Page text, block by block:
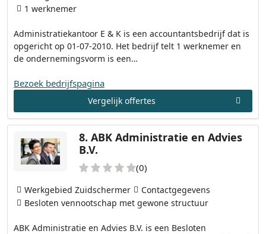
Administratiekantoor E & K is een accountantsbedrijf dat is
opgericht op 01-07-2010. Het bedrijf telt 1 werknemer en
de ondernemingsvorm is een…
1 werknemer
Bezoek bedrijfspagina
Vergelijk offertes
8. ABK Administratie en Advies
B.V.
(0)
ABK Administratie en Advies B.V. is een Besloten
Werkgebied Zuidschermer
Contactgegevens
Besloten vennootschap met gewone structuur